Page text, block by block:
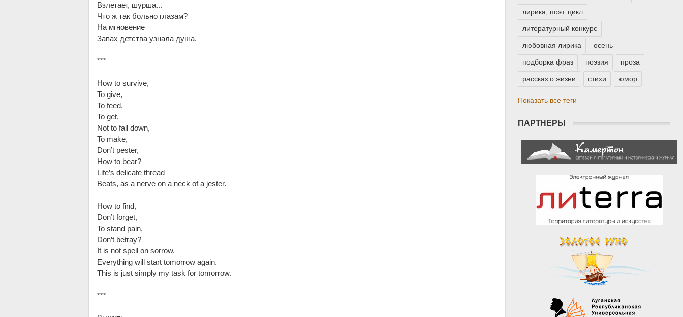
Взлетает, шурша...
Что ж так больно глазам?
На мгновение
Запах детства узнала душа.
***
How to survive,
To give,
To feed,
To get,
Not to fall down,
To make,
Don’t pester,
How to bear?
Life’s delicate thread
Beats, as a nerve on a neck of a jester.
How to find,
Don’t forget,
To stand pain,
Don’t betray?
It is not spell on sorrow.
Everything will start tomorrow again.
This is just simply my task for tomorrow.
***
лирика; поэт. цикл
литературный конкурс
любовная лирика осень
подборка фраз поэзия проза
рассказ о жизни стихи юмор
Показать все теги
ПАРТНЕРЫ